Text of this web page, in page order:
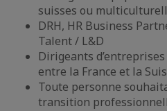
suisses ou
DRH, HR Business
Talent / L&D
Dirigeants
entre la France et la
Toute personne
transition